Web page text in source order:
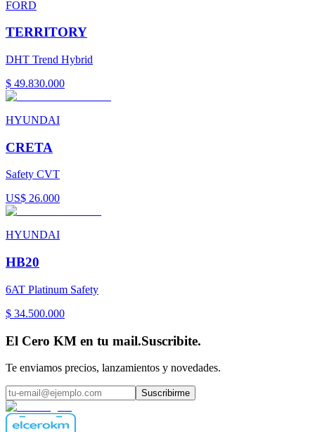
FORD
TERRITORY
DHT Trend Hybrid
$ 49.830.000
HYUNDAI
CRETA
Safety CVT
US$ 26.000
HYUNDAI
HB20
6AT Platinum Safety
$ 34.500.000
El Cero KM en tu mail.Suscribite.
Te enviamos precios, lanzamientos y novedades.
Suscribirme